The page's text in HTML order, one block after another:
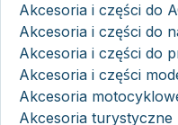
Akcesoria i części do
Akcesoria i części do
Akcesoria i części do
Akcesoria i części
Akcesoria
Akcesoria turystyczne